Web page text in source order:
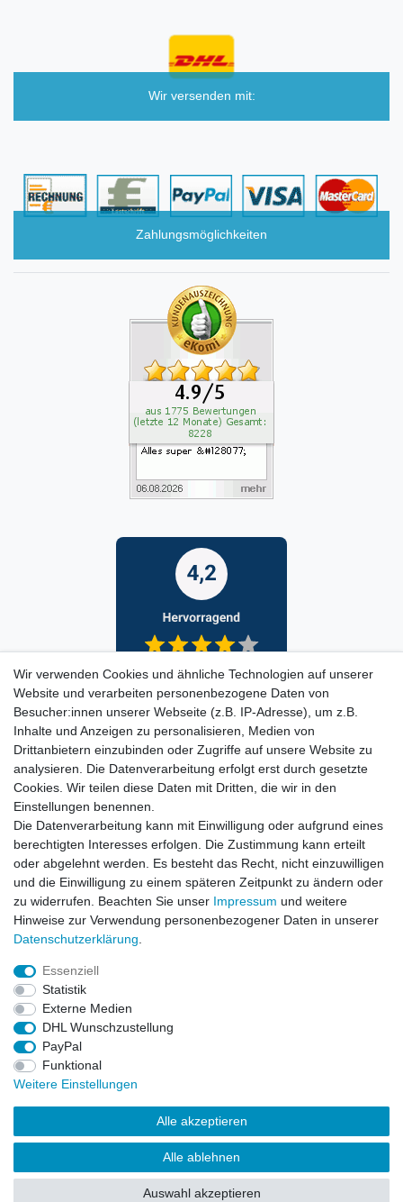
Wir versenden mit:
Zahlungsmöglichkeiten
Impressum
Widerrufs­recht
© Copyright 2026 | Alle Rechte vorbehalten.
Wir verwenden Cookies und ähnliche Technologien auf unserer
Website und verarbeiten personenbezogene Daten von
Besucher:innen unserer Webseite (z.B. IP-Adresse), um z.B.
Inhalte und Anzeigen zu personalisieren, Medien von
Drittanbietern einzubinden oder Zugriffe auf unsere Website zu
analysieren. Die Datenverarbeitung erfolgt erst durch gesetzte
Cookies. Wir teilen diese Daten mit Dritten, die wir in den
Einstellungen benennen.
Die Datenverarbeitung kann mit Einwilligung oder aufgrund eines
berechtigten Interesses erfolgen. Die Zustimmung kann erteilt
oder abgelehnt werden. Es besteht das Recht, nicht einzuwilligen
und die Einwilligung zu einem späteren Zeitpunkt zu ändern oder
zu widerrufen. Beachten Sie unser Impressum und weitere
Hinweise zur Verwendung personenbezogener Daten in unserer
Daten­schutz­erklärung
Essenziell
Statistik
Externe Medien
DHL Wunschzustellung
PayPal
Funktional
Weitere Einstellungen
Alle akzeptieren
Alle ablehnen
Auswahl akzeptieren